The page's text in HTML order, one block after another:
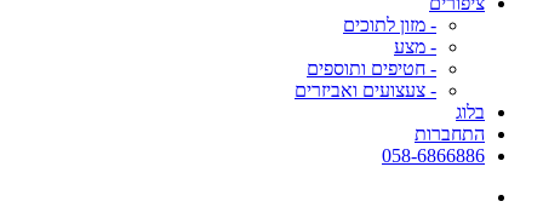
- מזון לתוכים
- מצע
- חטיפים ותוספים
- צעצועים ואביזרים
בלוג
התחברות
058-6866886